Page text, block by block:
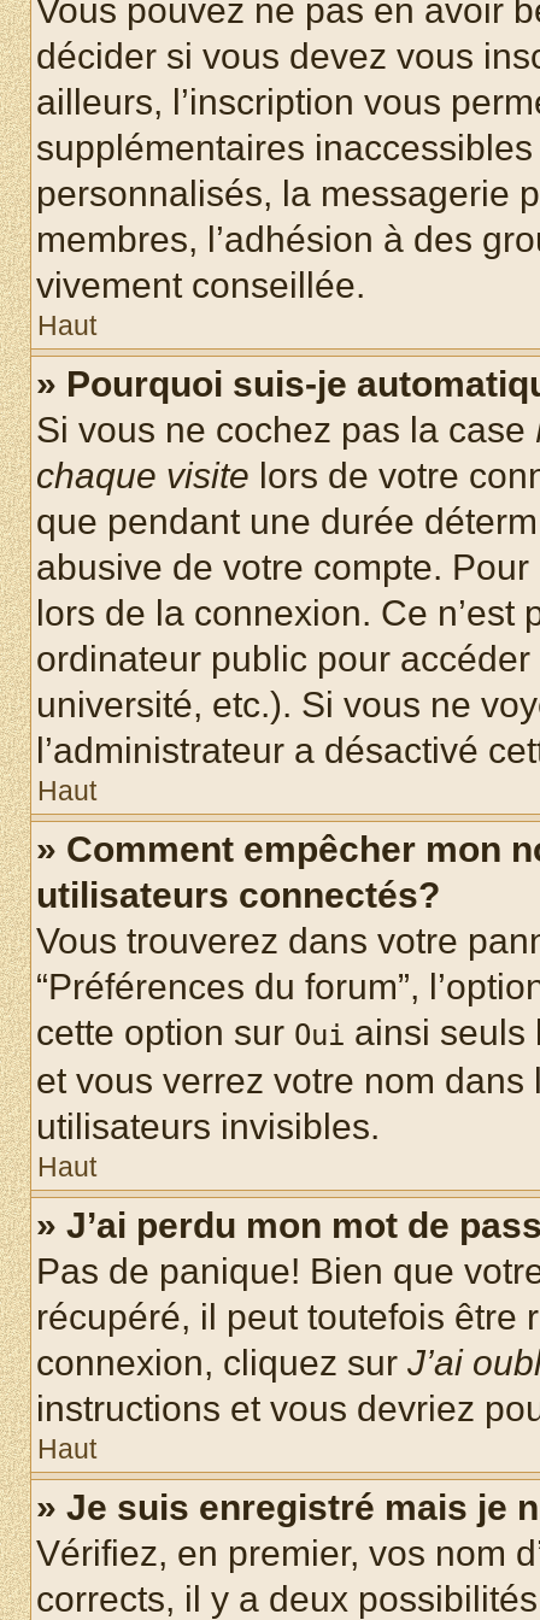
Vous pouvez ne pas en avoir
décider si vous devez vous
ailleurs, l’inscription vous
supplémentaires
personnalisés, la messagerie
membres, l’adhésion à des
vivement conseillée.
Haut
» Pourquoi suis-je
Si vous ne cochez pas la case
chaque visite lors de votre
que pendant une durée
abusive de votre compte.
lors de la connexion. Ce
ordinateur public pour
université, etc.). Si vous ne
l’administrateur a désactivé
Haut
» Comment empêcher mon
utilisateurs connectés?
Vous trouverez dans votre
“Préférences du forum”,
cette option sur Oui ainsi seuls
et vous verrez votre nom
utilisateurs invisibles.
Haut
» J’ai perdu mon mot de
Pas de panique! Bien que
récupéré, il peut toutefois être
connexion, cliquez sur J’ai
instructions et vous devriez
Haut
» Je suis enregistré mais je
Vérifiez, en premier, vos nom
corrects, il y a deux